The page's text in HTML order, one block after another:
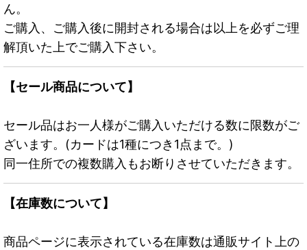
ん。
ご購入、ご購入後に開封される場合は以上を必ずご理
解頂いた上でご購入下さい。
【セール商品について】
セール品はお一人様がご購入いただける数に限数がご
ざいます。(カードは1種につき1点まで。)
同一住所での複数購入もお断りさせていただきます。
【在庫数について】
商品ページに表示されている在庫数は通販サイト上の